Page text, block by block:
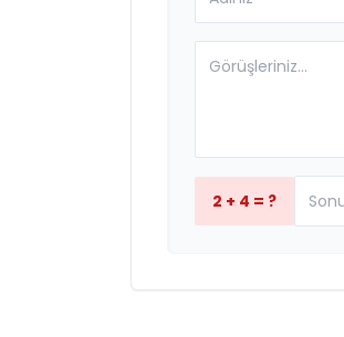
2 + 4 = ?